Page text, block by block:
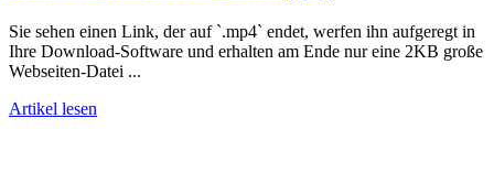
Sie sehen einen Link, der auf `.mp4` endet, werfen ihn aufgeregt in
Ihre Download-Software und erhalten am Ende nur eine 2KB große
Webseiten-Datei ...
Artikel lesen